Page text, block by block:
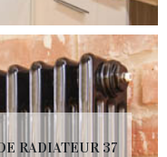
RADIATEUR 37